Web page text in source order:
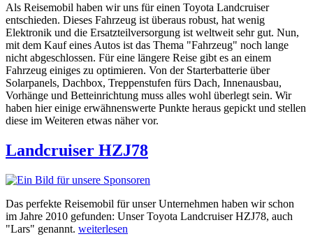
Als Reisemobil haben wir uns für einen Toyota Landcruiser
entschieden. Dieses Fahrzeug ist überaus robust, hat wenig
Elektronik und die Ersatzteilversorgung ist weltweit sehr gut. Nun,
mit dem Kauf eines Autos ist das Thema "Fahrzeug" noch lange
nicht abgeschlossen. Für eine längere Reise gibt es an einem
Fahrzeug einiges zu optimieren. Von der Starterbatterie über
Solarpanels, Dachbox, Treppenstufen fürs Dach, Innenausbau,
Vorhänge und Betteinrichtung muss alles wohl überlegt sein. Wir
haben hier einige erwähnenswerte Punkte heraus gepickt und stellen
diese im Weiteren etwas näher vor.
Landcruiser HZJ78
Das perfekte Reisemobil für unser Unternehmen haben wir schon
im Jahre 2010 gefunden: Unser Toyota Landcruiser HZJ78, auch
"Lars" genannt. weiterlesen